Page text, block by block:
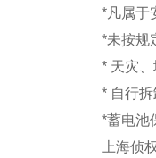
*凡属于
*未按规
* 天灾、
* 自行拆
*蓄电池
上海侦